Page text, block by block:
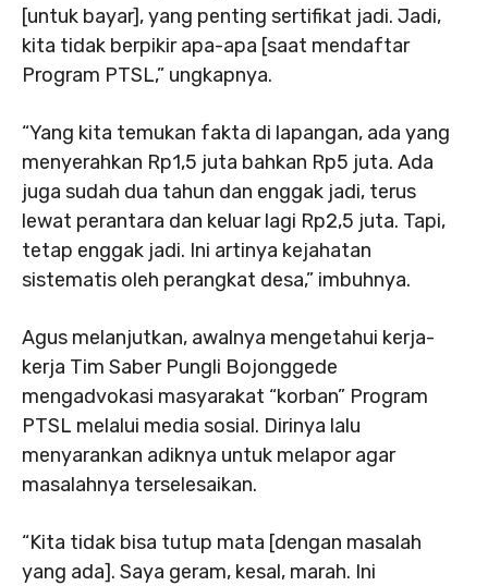
[untuk bayar], yang penting sertifikat jadi. Jadi,
kita tidak berpikir apa-apa [saat mendaftar
Program PTSL,” ungkapnya.
“Yang kita temukan fakta di lapangan, ada yang
menyerahkan Rp1,5 juta bahkan Rp5 juta. Ada
juga sudah dua tahun dan enggak jadi, terus
lewat perantara dan keluar lagi Rp2,5 juta. Tapi,
tetap enggak jadi. Ini artinya kejahatan
sistematis oleh perangkat desa,” imbuhnya.
Agus melanjutkan, awalnya mengetahui kerja-
kerja Tim Saber Pungli Bojonggede
mengadvokasi masyarakat “korban” Program
PTSL melalui media sosial. Dirinya lalu
menyarankan adiknya untuk melapor agar
masalahnya terselesaikan.
“Kita tidak bisa tutup mata [dengan masalah
yang ada]. Saya geram, kesal, marah. Ini